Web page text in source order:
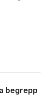
begrepp